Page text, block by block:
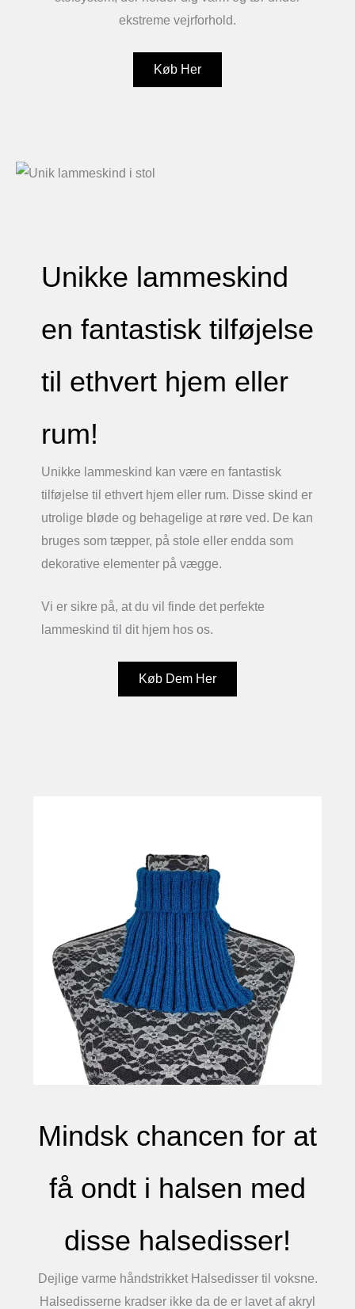
ekstreme vejrforhold.
Køb Her
Unikke lammeskind
en fantastisk tilføjelse
til ethvert hjem eller
rum!
Unikke lammeskind kan være en fantastisk
tilføjelse til ethvert hjem eller rum. Disse skind er
utrolige bløde og behagelige at røre ved. De kan
bruges som tæpper, på stole eller endda som
dekorative elementer på vægge.
Vi er sikre på, at du vil finde det perfekte
lammeskind til dit hjem hos os.
Køb Dem Her
Mindsk chancen for at
få ondt i halsen med
disse halsedisser!
Dejlige varme håndstrikket Halsedisser til voksne.
Halsedisserne kradser ikke da de er lavet af akryl